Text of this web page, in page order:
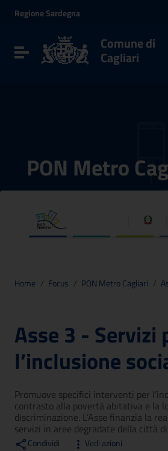
Vai al menu di navigazione
RegioneSardegna
Toggle navigation Comune di
Cagliari
PON Metro
Home / Focus / PON Metro Cagliari /
Asse 3 - Servizi
l’inclusione
Promuove specifici interventi per
contrasto alla povertà abitativa e la
discriminazione. L’Asse finanzia la
servizi in aree degradate della città
Condividi Vedi azioni